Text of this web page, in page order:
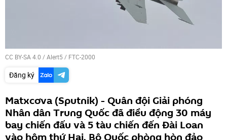
CC BY-SA 4.0 /Alert5/ FTC-2000
Đăng ký
Matxcơva (Sputnik) - Quân đội Giải phóng
Nhân dân Trung Quốc đã điều động 30 máy
bay chiến đấu và 5 tàu chiến đến Đài Loan